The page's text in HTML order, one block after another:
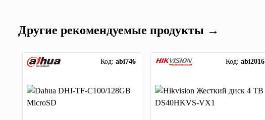
Другие рекомендуемые продукты →
Код:abi746 Код: abi2016